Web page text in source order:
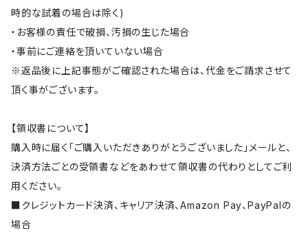
時的な試着の場合は除く)
・お客様の責任で破損、汚損の生じた場合
・事前にご連絡を頂いていない場合
※返品後に上記事態がご確認された場合は、代金をご請求させて
頂く事がございます。
【領収書について】
購入時に届く「ご購入いただきありがとうございました」メールと、
決済方法ごとの受領書などをあわせて領収書の代わりとしてご利
用ください。
■クレジットカード決済、キャリア決済、Amazon Pay、PayPalの
場合